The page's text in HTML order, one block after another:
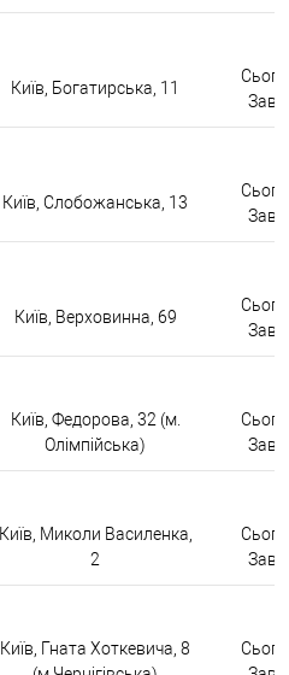
Київ, Богатирська, 11
Київ, Слобожанська, 13
Київ, Верховинна, 69
Київ, Федорова, 32 (м.
Олімпійська)
Київ, Миколи Василенка,
2
Київ, Гната Хоткевича, 8